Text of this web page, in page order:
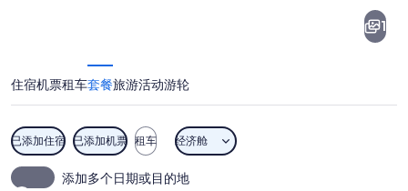
片
1
住宿机票租车套餐旅游活动游轮
已添加住宿 已添加机票 租车 经济舱
添加多个日期或目的地